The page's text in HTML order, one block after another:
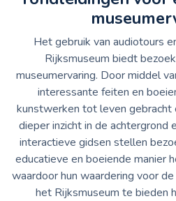
Het gebruik van audiotours
Rijksmuseum biedt
museumervaring. Door middel
interessante feiten en
kunstwerken tot leven gebracht
dieper inzicht in de achtergrond
interactieve gidsen stellen
educatieve en boeiende manier
waardoor hun waardering voor
het Rijksmuseum te bieden